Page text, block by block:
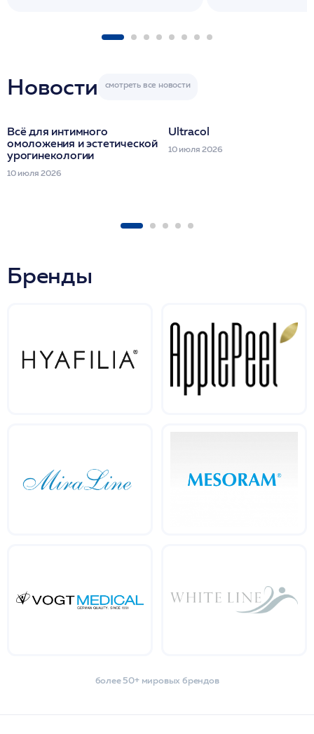
Новости
Всё для интимного
омоложения и эстетической
урогинекологии
10 июля 2026
Ultracol
10 июля 2026
Бренды
более 50+ мировых брендов